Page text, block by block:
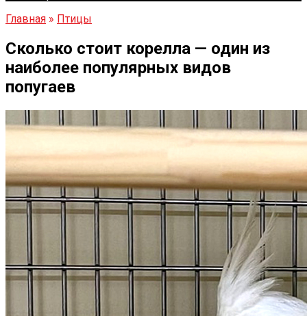
Главная » Птицы
Сколько стоит корелла — один из
наиболее популярных видов
попугаев